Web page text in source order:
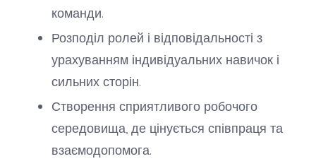
команди.
Розподіл ролей і відповідальності з
урахуванням індивідуальних навичок і
сильних сторін.
Створення сприятливого робочого
середовища, де цінується співпраця та
взаємодопомога.